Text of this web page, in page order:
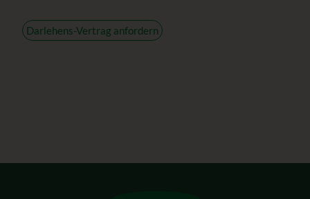
Darlehens-Vertrag anfordern